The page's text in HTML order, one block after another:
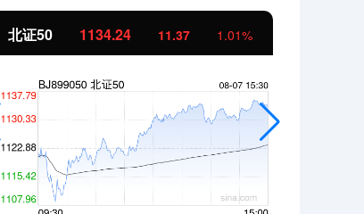
北证50 1134.24 11.37 1.01%